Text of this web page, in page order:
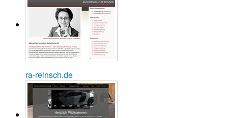
ra-reinsch.de